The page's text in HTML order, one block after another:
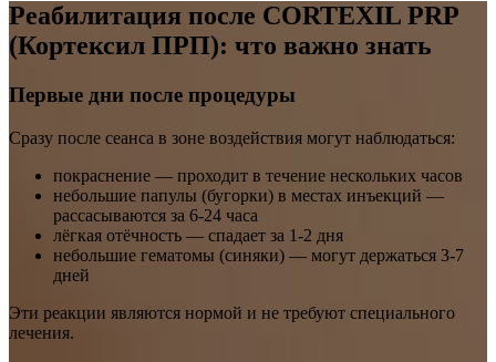
Реабилитация после CORTEXIL PRP
(Кортексил ПРП): что важно знать
Первые дни после процедуры
Сразу после сеанса в зоне воздействия могут наблюдаться:
покраснение — проходит в течение нескольких часов
небольшие папулы (бугорки) в местах инъекций —
рассасываются за 6-24 часа
лёгкая отёчность — спадает за 1-2 дня
небольшие гематомы (синяки) — могут держаться 3-7
дней
Эти реакции являются нормой и не требуют специального
лечения.